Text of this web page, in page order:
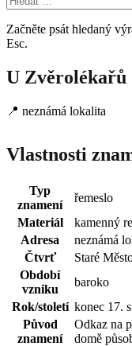
Začněte psát hledaný
Esc.
U Zvěrolékařů
📍 neznámá lokalita
Vlastnosti
Typ
znamení
řemeslo
Materiál
kamenný
Adresa
neznámá
Čtvrť
Staré
Období
vzniku
baroko
Rok/století konec 17.
Původ
znamení
Odkaz na
domě